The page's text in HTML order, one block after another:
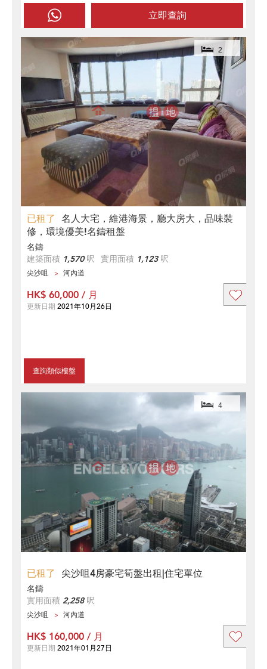
立即查詢
已租了 名人大宅，維港海景，廳大房大，品味裝
修，環境優美!名鑄租盤
2
名鑄
建築面積 1,570呎 實用面積 1,123呎
尖沙咀 河內道
查詢類似樓盤
HK$ 60,000 / 月
更新日期 2021年10月26日
已租了 尖沙咀4房豪宅筍盤出租|住宅單位
4
名鑄
實用面積 2,258呎
尖沙咀 河內道
HK$ 160,000 / 月
更新日期 2021年01月27日